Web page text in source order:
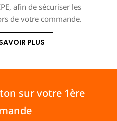
afin de sécuriser les
de votre commande.
PLUS
sur votre 1ère